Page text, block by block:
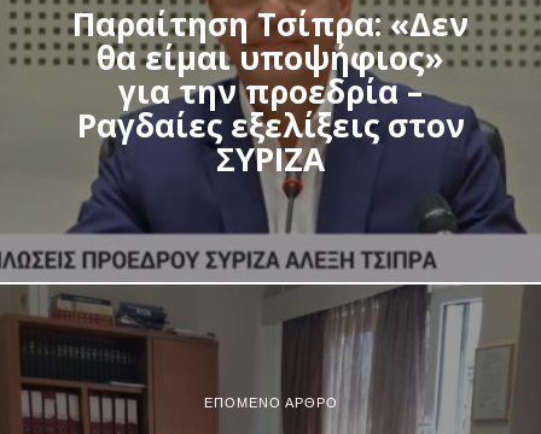
Παραίτηση Τσίπρα: «Δεν
θα είμαι υποψήφιος»
για την προεδρία –
Ραγδαίες εξελίξεις στον
ΣΥΡΙΖΑ
ΕΠΌΜΕΝΟ ΆΡΘΡΟ